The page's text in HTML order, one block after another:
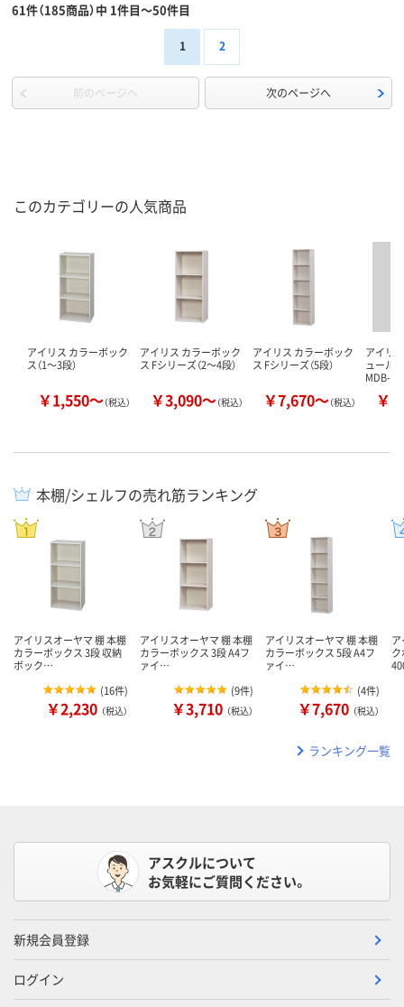
61件（185商品）中 1件目～50件目
1 2
前のページへ 次のページへ
このカテゴリーの人気商品
アイリス カラーボック
ス（1～3段）
￥1,550～（税込）
アイリス カラーボック
ス Fシリーズ（2～4段）
￥3,090～（税込）
アイリス カラーボック
ス Fシリーズ（5段）
￥7,670～（税込）
アイリ
ュール
MDB-
￥
本棚/シェルフの売れ筋ランキング
アイリスオーヤマ 棚 本棚
カラーボックス 3段 収納
ボック…
(16件)
￥2,230 （税込）
アイリスオーヤマ 棚 本棚
カラーボックス 3段 A4フ
ァイ…
(9件)
￥3,710 （税込）
アイリスオーヤマ 棚 本棚
カラーボックス 5段 A4フ
ァイ…
(4件)
￥7,670 （税込）
ランキング一覧
アスクルについて
お気軽にご質問ください。
新規会員登録
ログイン